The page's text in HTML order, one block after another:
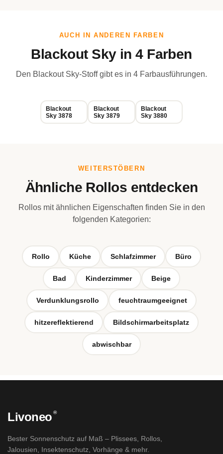
AUCH IN ANDEREN FARBEN
Blackout Sky in 4 Farben
Den Blackout Sky-Stoff gibt es in 4 Farbausführungen.
Blackout
Sky 3878
Blackout
Sky 3879
Blackout
Sky 3880
WEITERSTÖBERN
Ähnliche Rollos entdecken
Rollos mit ähnlichen Eigenschaften finden Sie in den
folgenden Kategorien:
Rollo Küche Schlafzimmer Büro
Bad Kinderzimmer Beige
Verdunklungsrollo feuchtraumgeeignet
hitzereflektierend Bildschirmarbeitsplatz
abwischbar
Livoneo ®
Bester Sonnenschutz auf Maß – Plissees, Rollos,
Jalousien, Insektenschutz, Vorhänge & mehr.